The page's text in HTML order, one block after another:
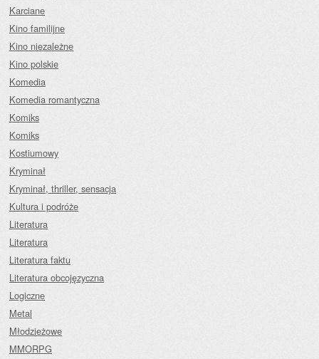
Karciane
Kino familijne
Kino niezależne
Kino polskie
Komedia
Komedia romantyczna
Komiks
Komiks
Kostiumowy
Kryminał
Kryminał, thriller, sensacja
Kultura i podróże
Literatura
Literatura
Literatura faktu
Literatura obcojęzyczna
Logiczne
Metal
Młodzieżowe
MMORPG